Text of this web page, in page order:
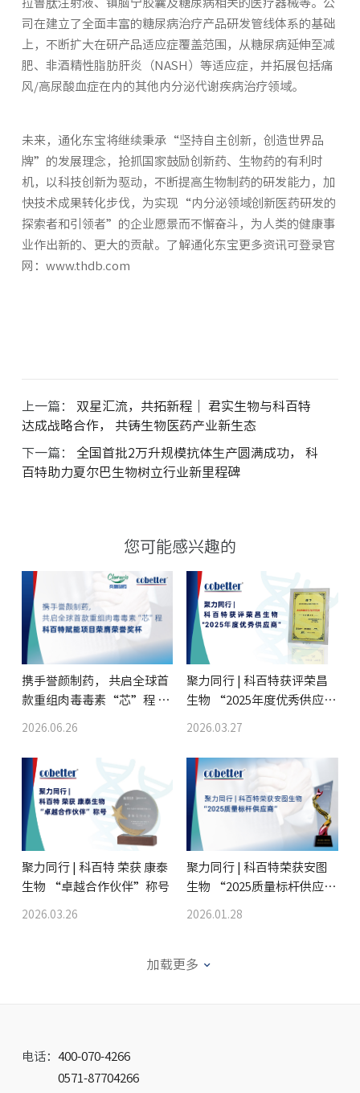
司在建立了全面丰富的糖尿病治疗产品研发管线体系的基础
上，不断扩大在研产品适应症覆盖范围，从糖尿病延伸至减
肥、非酒精性脂肪肝炎（NASH）等适应症，并拓展包括痛
风/高尿酸血症在内的其他内分泌代谢疾病治疗领域。
未来，通化东宝将继续秉承“坚持自主创新，创造世界品
牌”的发展理念，抢抓国家鼓励创新药、生物药的有利时
机，以科技创新为驱动，不断提高生物制药的研发能力，加
快技术成果转化步伐，为实现“内分泌领域创新医药研发的
探索者和引领者”的企业愿景而不懈奋斗，为人类的健康事
业作出新的、更大的贡献。了解通化东宝更多资讯可登录官
网：www.thdb.com
上一篇： 双星汇流，共拓新程｜ 君实生物与科百特
达成战略合作， 共铸生物医药产业新生态
下一篇： 全国首批2万升规模抗体生产圆满成功， 科
百特助力夏尔巴生物树立行业新里程碑
您可能感兴趣的
携手誉颜制药， 共启全球首
款重组肉毒毒素“芯”程 科
2026.06.26
聚力同行 | 科百特获评荣昌
生物 “2025年度优秀供应
2026.03.27
聚力同行 | 科百特 荣获 康泰
生物 “卓越合作伙伴”称号
2026.03.26
聚力同行 | 科百特荣获安图
生物 “2025质量标杆供应
2026.01.28
加载更多
电话： 400-070-4266
0571-87704266